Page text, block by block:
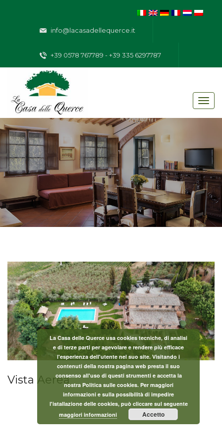
info@lacasadellequerce.it
+39 0578 767789 - +39 335 6297787
Vista Aerea
La Casa delle Querce usa cookies tecniche, di analisi
e di terze parti per agevolare e rendere più efficace
l'esperienza dell'utente nel suo site. Visitando i
contenuti della nostra pagina web presta il suo
consenso all'uso di questi strumenti e accetta la
nostra Politica sulle cookies. Per maggiori
informazioni e sulla possibilità di impedire
l'istallazione delle cookies, può cliccare sul seguente
maggiori informazioni
Accetto